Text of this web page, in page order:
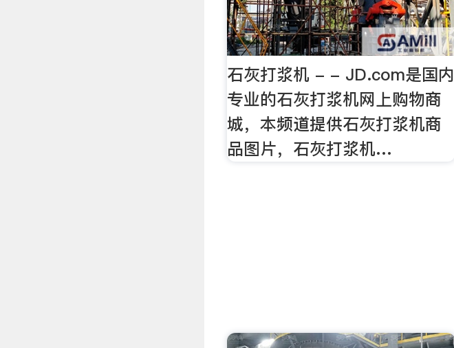
石灰打浆机 - - JD.com是国内
专业的石灰打浆机网上购物商
城，本频道提供石灰打浆机商
品图片，石灰打浆机…